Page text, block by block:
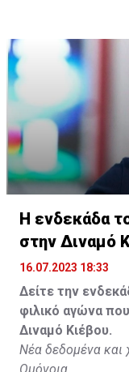
Η ενδεκάδα
στην Διναμό
16.07.2023 18:33
Δείτε την
φιλικό αγώνα
Διναμό Κιέβου.
Νέα δεδομένα και